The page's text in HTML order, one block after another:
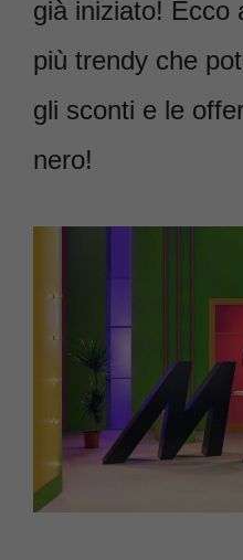
già iniziato! Ecco
più trendy che
gli sconti e le
nero!